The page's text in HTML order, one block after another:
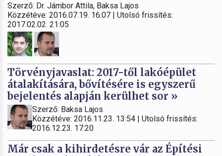
Szerző: Dr. Jámbor Attila, Baksa Lajos
Közzétéve: 2016.07.19. 16:07 | Utolsó frissítés:
2017.02.02. 21:05
Törvényjavaslat: 2017-től lakóépület
átalakítására, bővítésére is egyszerű
bejelentés alapján kerülhet sor »
Szerző: Baksa Lajos
Közzétéve: 2016.11.23. 13:54 | Utolsó frissítés:
2016.12.23. 17:20
Már csak a kihirdetésre vár az Építési